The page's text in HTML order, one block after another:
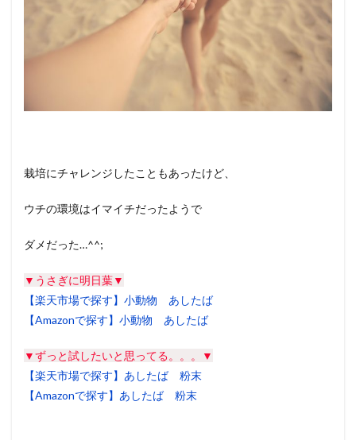
栽培にチャレンジしたこともあったけど、
ウチの環境はイマイチだったようで
ダメだった…^^;
▼うさぎに明日葉▼
【楽天市場で探す】小動物 あしたば
【Amazonで探す】小動物 あしたば
▼ずっと試したいと思ってる。。。▼
【楽天市場で探す】あしたば 粉末
【Amazonで探す】あしたば 粉末